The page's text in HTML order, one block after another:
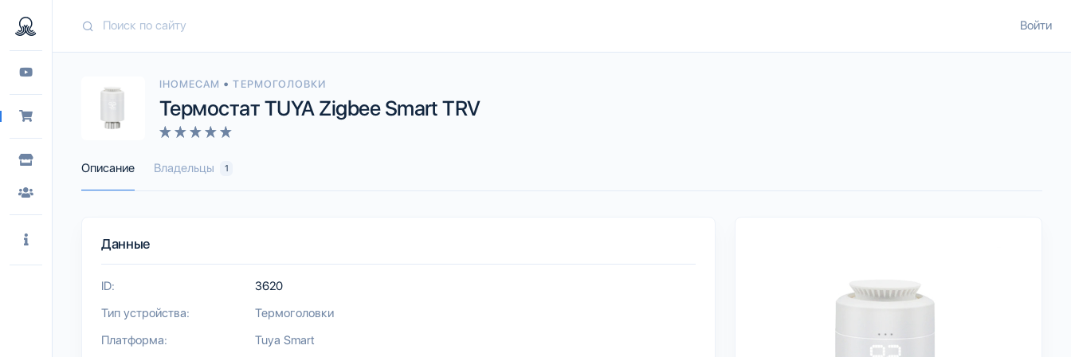
Войти
IHOMECAM • ТЕРМОГОЛОВКИ
Термостат TUYA Zigbee Smart TRV
Описание Владельцы 1
Данные
ID:
3620
Тип устройства:
Термоголовки
Платформа:
Tuya Smart